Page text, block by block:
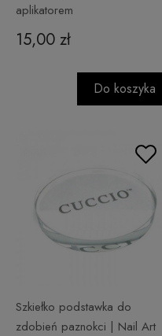
aplikatorem
15,00 zł
Do koszyka
Szkiełko podstawka do
zdobień paznokci | Nail Art